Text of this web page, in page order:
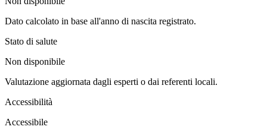
Dato calcolato in base all'anno di nascita registrato.
Stato di salute
Non disponibile
Valutazione aggiornata dagli esperti o dai referenti locali.
Accessibilità
Accessibile